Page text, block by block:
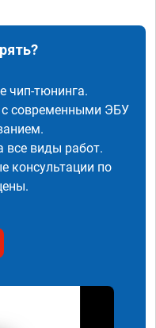
чип-тюнинга.
с современными ЭБУ
все виды работ.
консультации по